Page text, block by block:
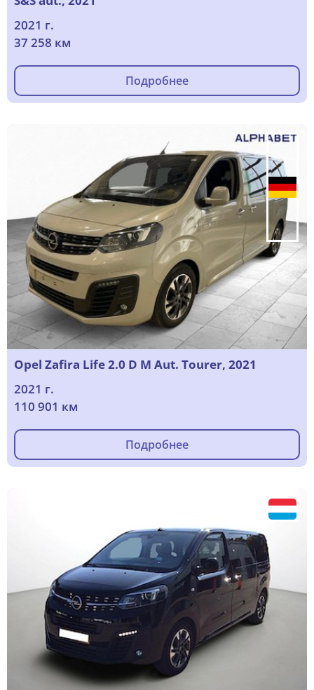
2021 г.
37 258 км
Подробнее
Opel Zafira Life 2.0 D M Aut. Tourer, 2021
2021 г.
110 901 км
Подробнее